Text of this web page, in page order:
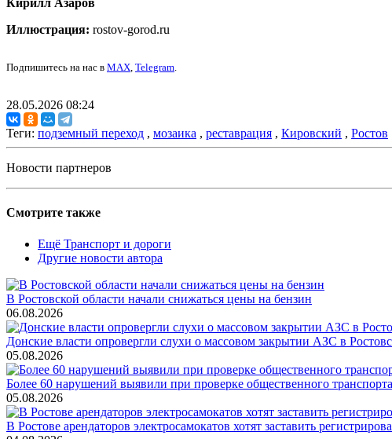
Кирилл Азаров
Иллюстрация: rostov-gorod.ru
Подпишитесь на нас в MAX, Telegram.
28.05.2026 08:24
Теги: подземный переход , мозаика , реставрация , Кировский , Ростов
Новости партнеров
Смотрите также
Ещё Транспорт и дороги
Другие новости автора
В Ростовской области начали снижаться цены на бензин
06.08.2026
Донские власти опровергли слухи о массовом закрытии АЗС в
05.08.2026
Более 60 нарушений выявили при проверке общественного
05.08.2026
В Ростове арендаторов электросамокатов хотят заставить